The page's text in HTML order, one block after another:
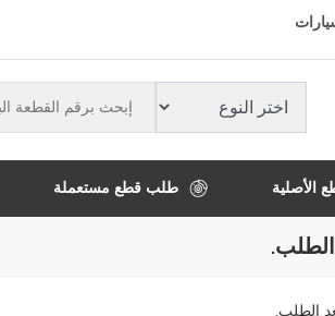
الأصلية طلب قطع مستعملة
الطلب.